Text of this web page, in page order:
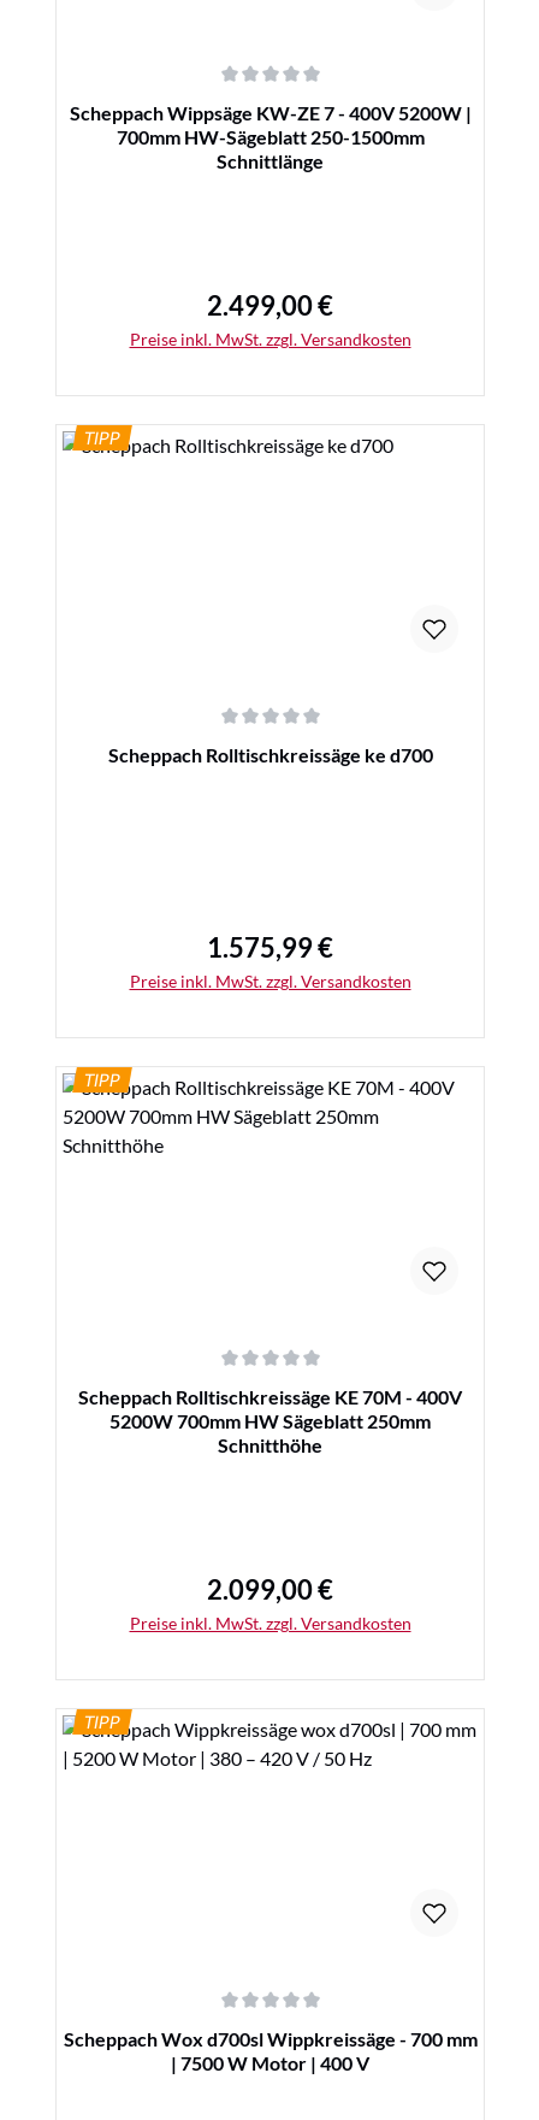
Scheppach Wippsäge KW-ZE 7 - 400V 5200W |
700mm HW-Sägeblatt 250-1500mm
Schnittlänge
Regulärer Preis:
2.499,00 €
Preise inkl. MwSt. zzgl. Versandkosten
TIPP
Scheppach Rolltischkreissäge ke d700
Regulärer Preis:
1.575,99 €
Preise inkl. MwSt. zzgl. Versandkosten
TIPP
Scheppach Rolltischkreissäge KE 70M - 400V
5200W 700mm HW Sägeblatt 250mm
Schnitthöhe
Regulärer Preis:
2.099,00 €
Preise inkl. MwSt. zzgl. Versandkosten
TIPP
Scheppach Wox d700sl Wippkreissäge - 700 mm
| 7500 W Motor | 400 V